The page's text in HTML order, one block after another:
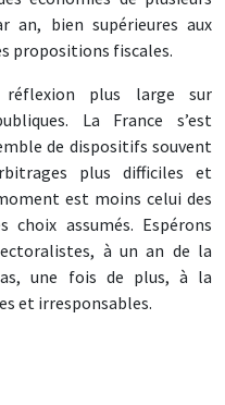
an, bien supérieures aux
propositions fiscales.
réflexion plus large sur
La France s’est
de dispositifs souvent
plus difficiles et
est moins celui des
assumés. Espérons
à un an de la
une fois de plus, à la
et irresponsables.